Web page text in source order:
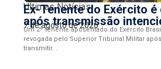
Últimas Notícias
Ex-Tenente do Exército
após transmissão
7 de agosto de 2026
Um 2º tenente aposentado do Exército
revogada pelo Superior Tribunal Militar
transmitir...